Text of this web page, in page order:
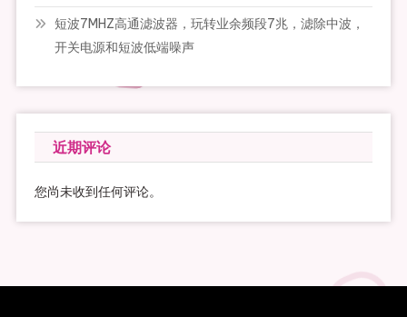
短波7MHZ高通滤波器，玩转业余频段7兆，滤除中波，
开关电源和短波低端噪声
近期评论
您尚未收到任何评论。